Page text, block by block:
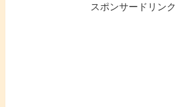
スポンサードリンク